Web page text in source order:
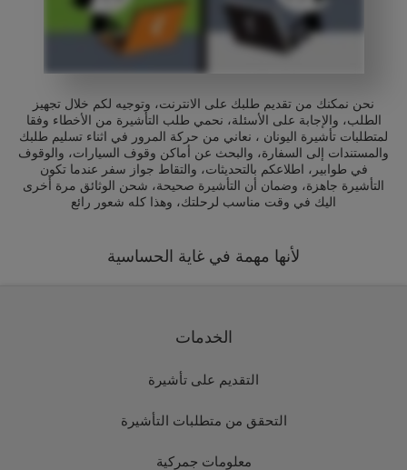
نحن نمكنك من تقديم طلبك على الانترنت، وتوجيه لكم خلال تجهيز
الطلب، والإجابة على الأسئلة، نحمي طلب التأشيرة من الأخطاء وفقا
لمتطلبات تأشيرة اليونان ، نعاني من حركة المرور في اثناء تسليم طلبك
والمستندات إلى السفارة، والبحث عن أماكن وقوف السيارات، والوقوف
في طوابير، اطلاعكم بالتحديثات، والتقاط جواز سفر عندما تكون
التأشيرة جاهزة، وضمان أن التأشيرة صحيحة، شحن الوثائق مرة أخرى
اليك في وقت مناسب لرحلتك، وهذا كله شعور رائع
لأنها مهمة في غاية الحساسية
الخدمات
التقديم على تأشيرة
التحقق من متطلبات التأشيرة
معلومات جمركية